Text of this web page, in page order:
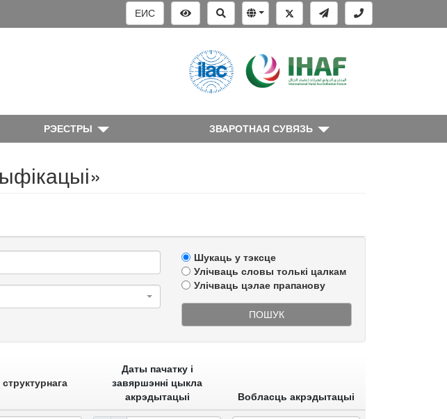
ЕИС
РЭЕСТРЫ ЗВАРОТНАЯ СУВЯЗЬ
Шукаць у тэксце
Улічваць словы толькі цалкам
Улічваць цэлае прапанову
ПОШУК
Даты пачатку і
завяршэнні цыкла
акрэдытацыі
Вобласць акрэдытацыі